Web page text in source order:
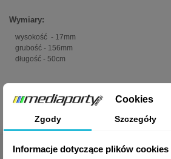
Wymiary:
wysokość - 17mm
grubość - 156mm
długość - 50cm
Cookies
Zgody Szczegóły
Informacje dotyczące plików cookies